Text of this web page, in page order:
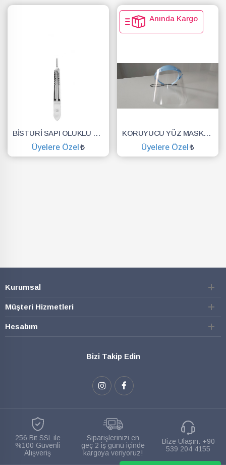
BİSTURİ SAPI OLUKLU NO.3
Üyelere Özel
Anında Kargo
KORUYUCU YÜZ MASKESİ SİPERLİK.YÜZ KALKANI.DENTAL MASKE
Üyelere Özel
Kurumsal
Müşteri Hizmetleri
Hesabım
Bizi Takip Edin
256 Bit SSL ile
%100 Güvenli
Alışveriş
Siparişlerinizi en
geç 2 iş günü içinde
kargoya veriyoruz!
Bize Ulaşın: +90
539 204 4155